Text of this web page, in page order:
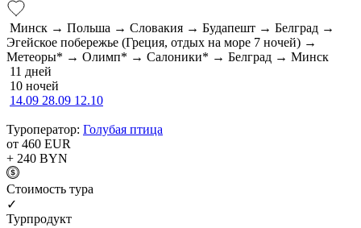
Минск → Польша → Словакия → Будапешт → Белград →
Эгейское побережье (Греция, отдых на море 7 ночей) →
Метеоры* → Олимп* → Салоники* → Белград → Минск
11 дней
10 ночей
14.09 28.09 12.10
Туроператор: Голубая птица
от 460 EUR
+ 240 BYN
Cтоимость тура
✓
Турпродукт